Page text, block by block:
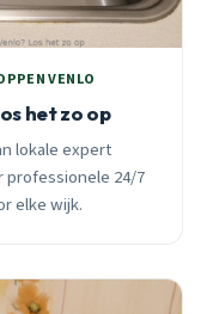
VENLO
het zo op
lokale expert
24/7
elke wijk.